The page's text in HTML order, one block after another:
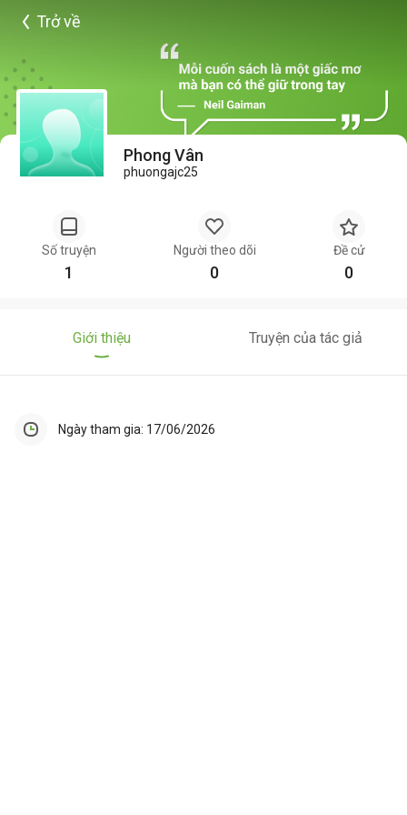
Trở về
Phong Vân
phuongajc25
Số truyện
1
Người theo dõi
0
Đề cử
0
Giới thiệu Truyện của tác giả
Ngày tham gia: 17/06/2026